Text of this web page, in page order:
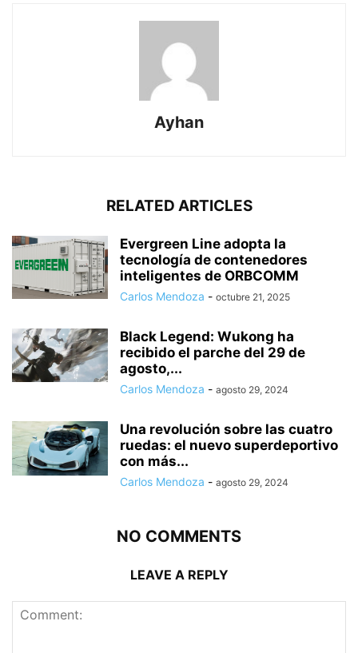
Ayhan
RELATED ARTICLES
Evergreen Line adopta la
tecnología de contenedores
inteligentes de ORBCOMM
Carlos Mendoza - octubre 21, 2025
Black Legend: Wukong ha
recibido el parche del 29 de
agosto,...
Carlos Mendoza - agosto 29, 2024
Una revolución sobre las cuatro
ruedas: el nuevo superdeportivo
con más...
Carlos Mendoza - agosto 29, 2024
NO COMMENTS
LEAVE A REPLY